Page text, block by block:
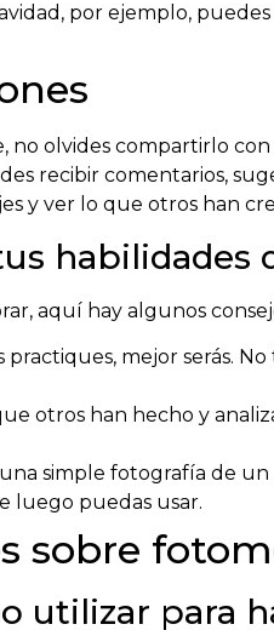
por ejemplo,
olvides compartirlo con
recibir comentarios,
y ver lo que otros han
habilidades
aquí hay algunos
practiques, mejor serás.
otros han hecho y
una simple fotografía de
luego puedas usar.
sobre
utilizar para